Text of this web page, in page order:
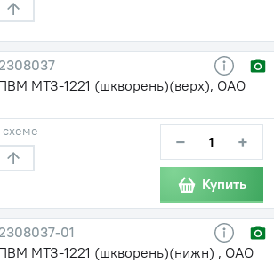
МТЗ-1221 (шкворень)(верх), ОАО
− +
Купить
01
МТЗ-1221 (шкворень)(нижн) , ОАО